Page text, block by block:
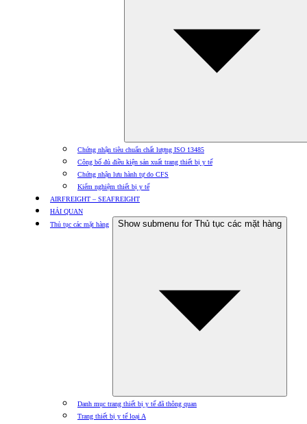
Chứng nhận tiêu chuẩn chất lượng ISO 13485
Công bố đủ điều kiện sản xuất trang thiết bị y tế
Chứng nhận lưu hành tự do CFS
Kiểm nghiệm thiết bị y tế
AIRFREIGHT – SEAFREIGHT
HẢI QUAN
Thủ tục các mặt hàng
Show submenu for Thủ tục các mặt hàng
Danh mục trang thiết bị y tế đã thông quan
Trang thiết bị y tế loại A